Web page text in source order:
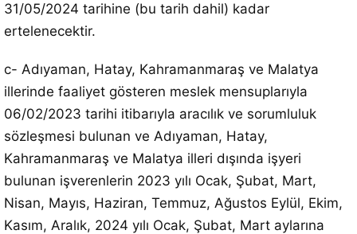
31/05/2024 tarihine (bu tarih dahil) kadar
ertelenecektir.
c- Adıyaman, Hatay, Kahramanmaraş ve Malatya
illerinde faaliyet gösteren meslek mensuplarıyla
06/02/2023 tarihi itibarıyla aracılık ve sorumluluk
sözleşmesi bulunan ve Adıyaman, Hatay,
Kahramanmaraş ve Malatya illeri dışında işyeri
bulunan işverenlerin 2023 yılı Ocak, Şubat, Mart,
Nisan, Mayıs, Haziran, Temmuz, Ağustos Eylül, Ekim,
Kasım, Aralık, 2024 yılı Ocak, Şubat, Mart aylarına